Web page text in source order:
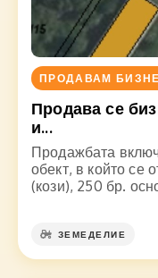
ПРОДАВАМ
Продава се
и...
Продажбата
обект, в който се
(кози), 250 бр.
ЗЕМЕДЕЛИЕ